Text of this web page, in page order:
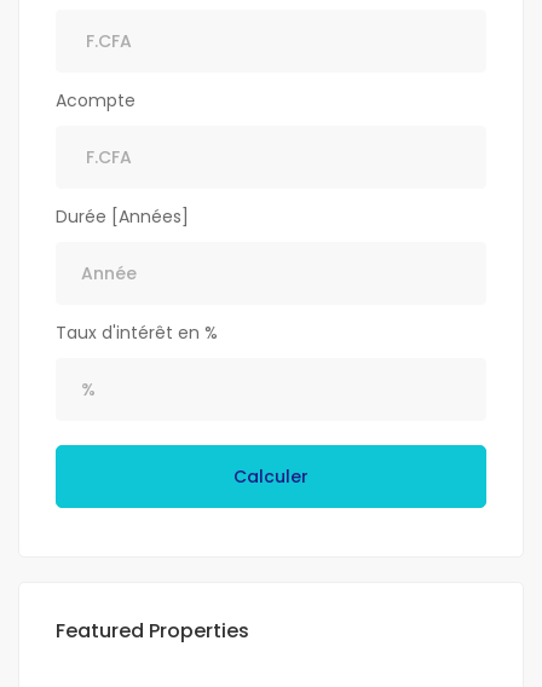
Acompte
Durée [Années]
Taux d'intérêt en %
Calculer
Featured Properties